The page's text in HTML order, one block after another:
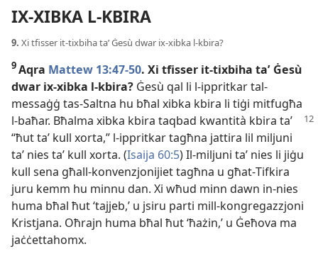
IX-XIBKA L-KBIRA
9. Xi tfisser it-tixbiha taʼ Ġesù dwar ix-xibka l-kbira?
9Aqra Mattew 13:47-50. Xi tfisser it-tixbiha taʼ Ġesù
dwar ix-xibka l-kbira? Ġesù qal li l-ippritkar tal-
messaġġ tas-Saltna hu bħal xibka kbira li tiġi mitfugħa
l-baħar. Bħalma xibka kbira taqbad kwantità kbira taʼ
“ħut taʼ kull xorta,” l-ippritkar tagħna jattira lil miljuni
taʼ nies taʼ kull xorta. (Isaija 60:5) Il-miljuni taʼ nies li jiġu
kull sena għall-konvenzjonijiet tagħna u għat-Tifkira
juru kemm hu minnu dan. Xi wħud minn dawn in-nies
huma bħal ħut ‘tajjeb,’ u jsiru parti mill-kongregazzjoni
Kristjana. Oħrajn huma bħal ħut ‘ħażin,’ u Ġeħova ma
jaċċettahomx.